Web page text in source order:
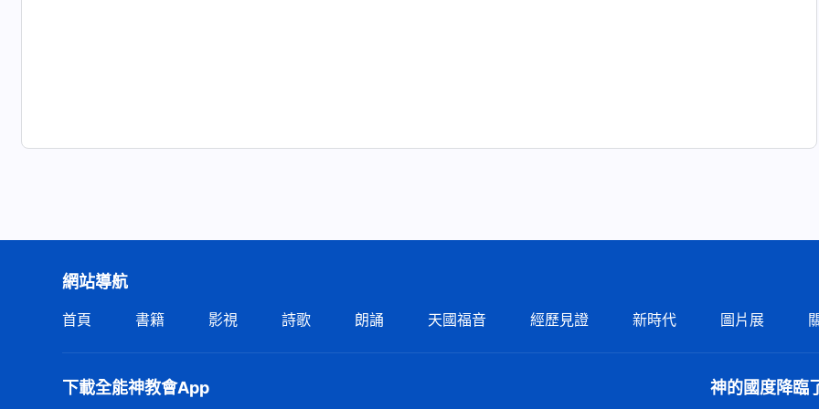
網站導航
首頁 書籍 影視 詩歌 朗誦 天國福音 經歷見證 新時代 圖片展
下載全能神教會App 神的國度降臨